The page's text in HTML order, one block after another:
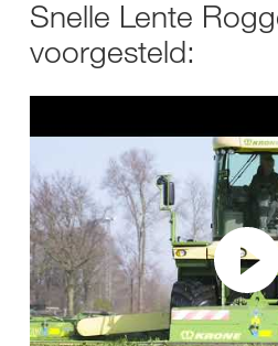
Snelle Lente
voorgesteld: